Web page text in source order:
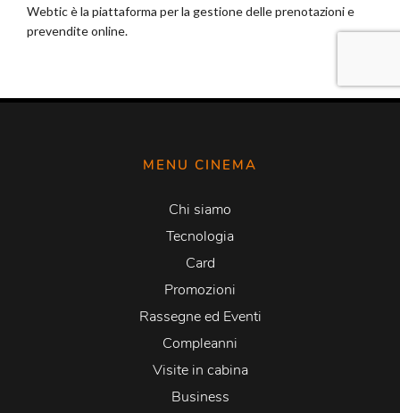
MENU CINEMA
Chi siamo
Tecnologia
Card
Promozioni
Rassegne ed Eventi
Compleanni
Visite in cabina
Business